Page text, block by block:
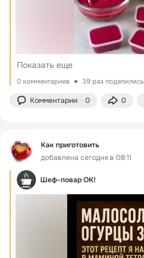
Показать еще
0 комментариев 39 раз поделились
Комментарии 0 0
Как приготовить
добавлена сегодня в 08:11
Шеф-повар ОК!